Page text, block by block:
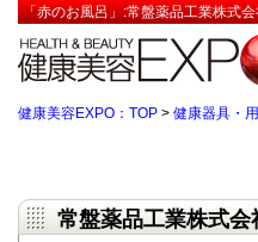
「赤のお風呂」:常盤薬品工業株式
健康美容EXPO：TOP > 健康器具・
常盤薬品工業株式会